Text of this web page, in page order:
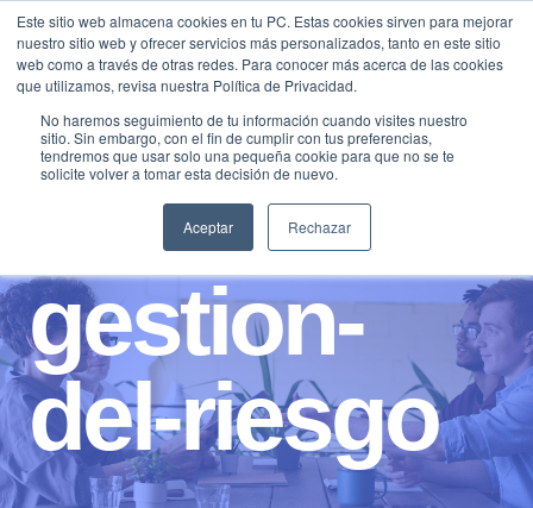
Este sitio web almacena cookies en tu PC. Estas cookies sirven para mejorar
nuestro sitio web y ofrecer servicios más personalizados, tanto en este sitio
web como a través de otras redes. Para conocer más acerca de las cookies
que utilizamos, revisa nuestra Política de Privacidad.
No haremos seguimiento de tu información cuando visites nuestro
sitio. Sin embargo, con el fin de cumplir con tus preferencias,
tendremos que usar solo una pequeña cookie para que no se te
solicite volver a tomar esta decisión de nuevo.
Aceptar Rechazar
Saltar
contenido
gestion-
del-riesgo
Traducir »